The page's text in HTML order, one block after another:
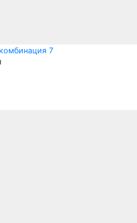
7